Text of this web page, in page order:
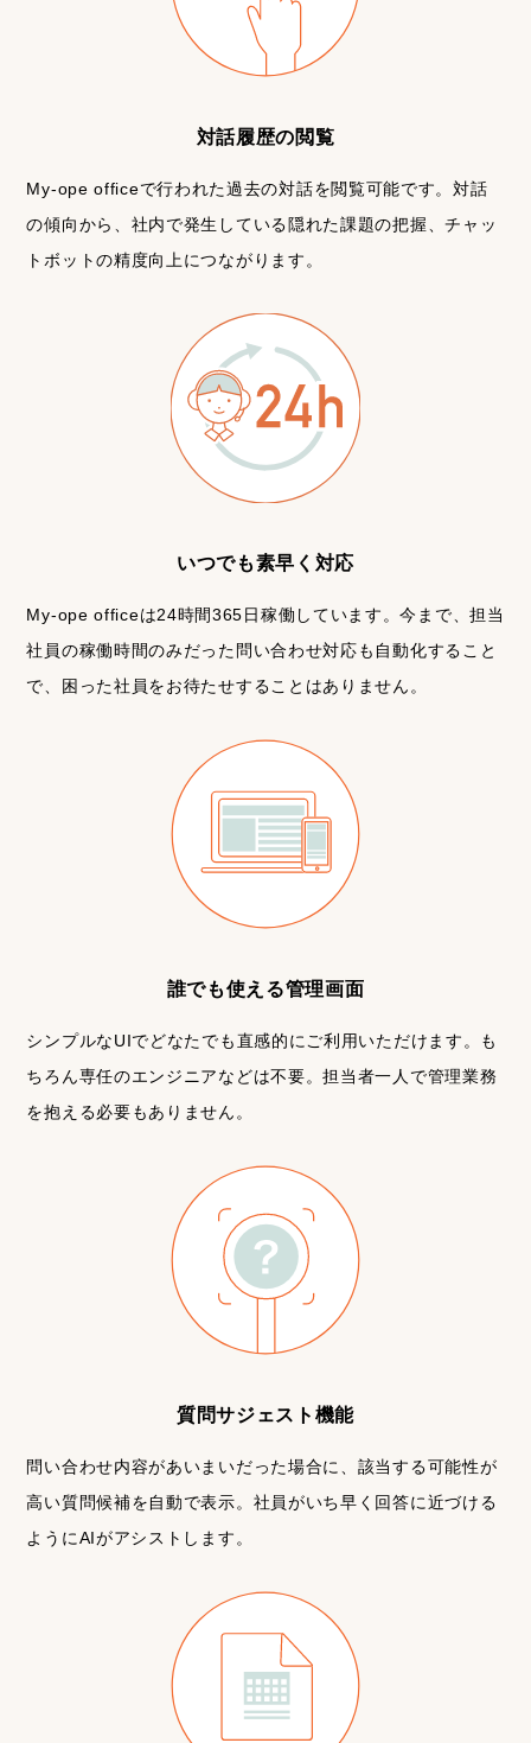
対話履歴の閲覧
My-ope officeで行われた過去の対話を閲覧可能です。対話
の傾向から、社内で発生している隠れた課題の把握、チャッ
トボットの精度向上につながります。
いつでも素早く対応
My-ope officeは24時間365日稼働しています。今まで、担当
社員の稼働時間のみだった問い合わせ対応も自動化すること
で、困った社員をお待たせすることはありません。
誰でも使える管理画面
シンプルなUIでどなたでも直感的にご利用いただけます。も
ちろん専任のエンジニアなどは不要。担当者一人で管理業務
を抱える必要もありません。
質問サジェスト機能
問い合わせ内容があいまいだった場合に、該当する可能性が
高い質問候補を自動で表示。社員がいち早く回答に近づける
ようにAIがアシストします。